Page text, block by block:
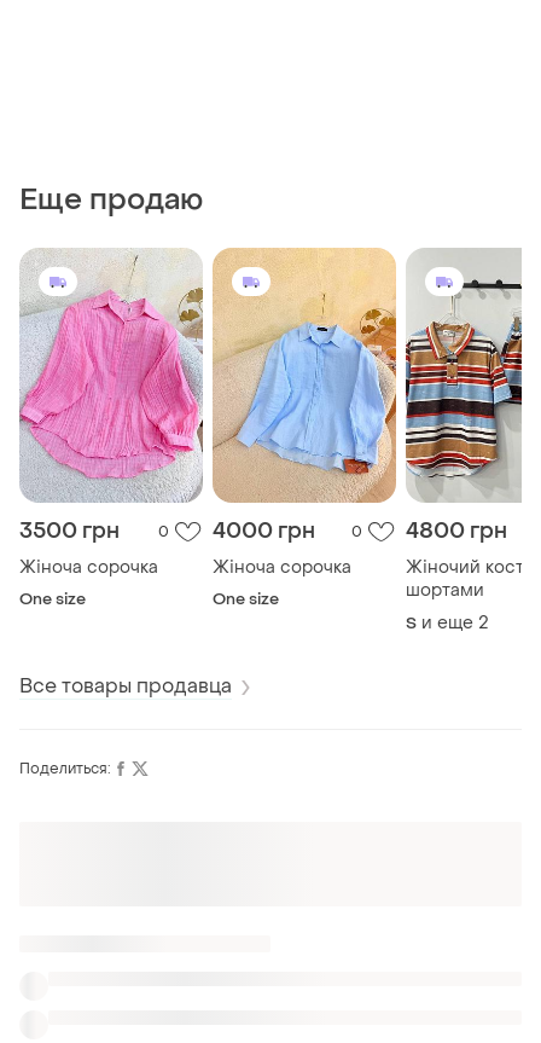
Еще продаю
3500 грн 0
Жіноча сорочка
One size
4000 грн 0
Жіноча сорочка
One size
4800 грн
Жіночий
шортами
S и еще 2
Все товары продавца
Поделиться: